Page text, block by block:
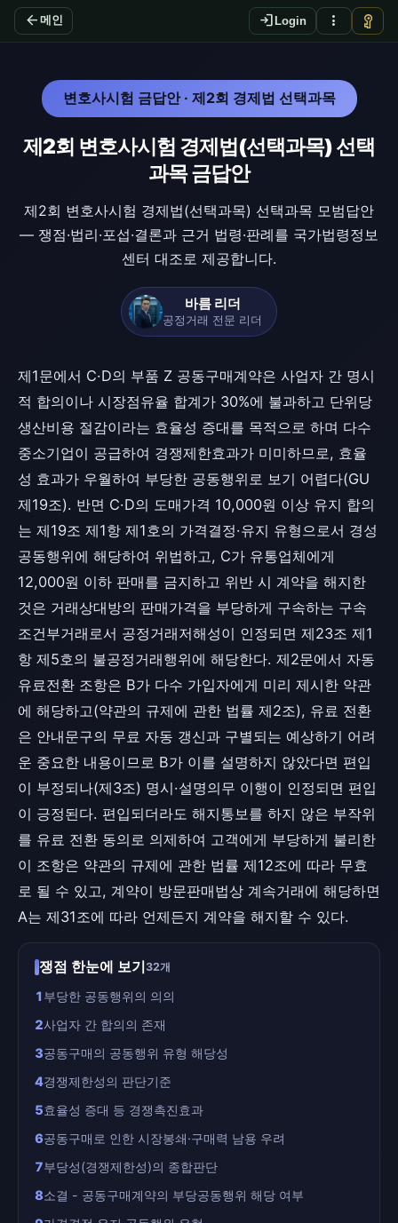
arrow_back 메인 login Login more_vert vpn_key
변호사시험 금답안 · 제2회 경제법 선택과목
제2회 변호사시험 경제법(선택과목) 선택
과목 금답안
제2회 변호사시험 경제법(선택과목) 선택과목 모범답안
— 쟁점·법리·포섭·결론과 근거 법령·판례를 국가법령정보
센터 대조로 제공합니다.
바름 리더
공정거래 전문 리더
제1문에서 C·D의 부품 Z 공동구매계약은 사업자 간 명시
적 합의이나 시장점유율 합계가 30%에 불과하고 단위당
생산비용 절감이라는 효율성 증대를 목적으로 하며 다수
중소기업이 공급하여 경쟁제한효과가 미미하므로, 효율
성 효과가 우월하여 부당한 공동행위로 보기 어렵다(GU
제19조). 반면 C·D의 도매가격 10,000원 이상 유지 합의
는 제19조 제1항 제1호의 가격결정·유지 유형으로서 경성
공동행위에 해당하여 위법하고, C가 유통업체에게
12,000원 이하 판매를 금지하고 위반 시 계약을 해지한
것은 거래상대방의 판매가격을 부당하게 구속하는 구속
조건부거래로서 공정거래저해성이 인정되면 제23조 제1
항 제5호의 불공정거래행위에 해당한다. 제2문에서 자동
유료전환 조항은 B가 다수 가입자에게 미리 제시한 약관
에 해당하고(약관의 규제에 관한 법률 제2조), 유료 전환
은 안내문구의 무료 자동 갱신과 구별되는 예상하기 어려
운 중요한 내용이므로 B가 이를 설명하지 않았다면 편입
이 부정되나(제3조) 명시·설명의무 이행이 인정되면 편입
이 긍정된다. 편입되더라도 해지통보를 하지 않은 부작위
를 유료 전환 동의로 의제하여 고객에게 부당하게 불리한
이 조항은 약관의 규제에 관한 법률 제12조에 따라 무효
로 될 수 있고, 계약이 방문판매법상 계속거래에 해당하면
A는 제31조에 따라 언제든지 계약을 해지할 수 있다.
쟁점 한눈에 보기32개
1부당한 공동행위의 의의
2사업자 간 합의의 존재
3공동구매의 공동행위 유형 해당성
4경쟁제한성의 판단기준
5효율성 증대 등 경쟁촉진효과
6공동구매로 인한 시장봉쇄·구매력 남용 우려
7부당성(경쟁제한성)의 종합판단
8소결 - 공동구매계약의 부당공동행위 해당 여부